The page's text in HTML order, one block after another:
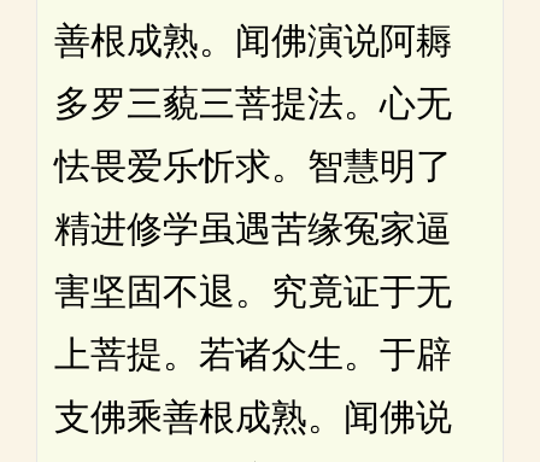
善根成熟。闻佛演说阿耨
多罗三藐三菩提法。心无
怯畏爱乐忻求。智慧明了
精进修学虽遇苦缘冤家逼
害坚固不退。究竟证于无
上菩提。若诸众生。于辟
支佛乘善根成熟。闻佛说